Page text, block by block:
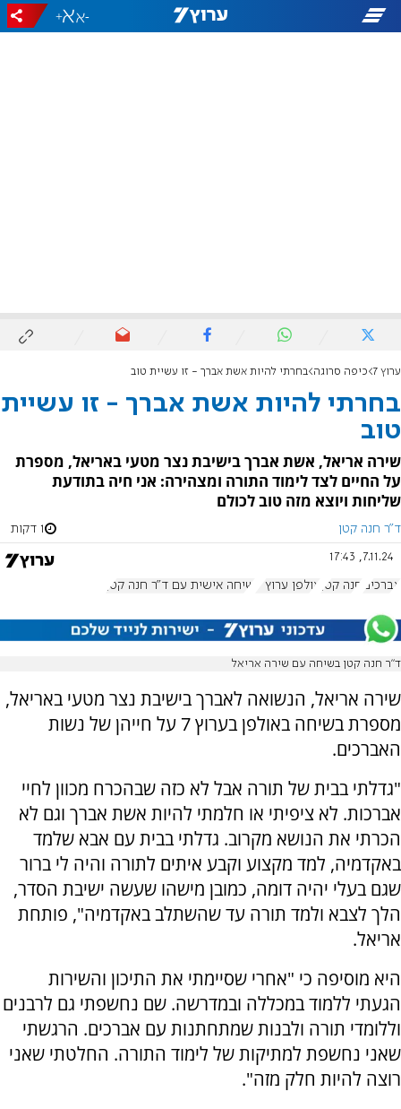
-
+
ערוץ 7 כיפה סרוגה בחרתי להיות אשת אברך - זו עשיית טוב
בחרתי להיות אשת אברך - זו עשיית
טוב
שירה אריאל, אשת אברך בישיבת נצר מטעי באריאל, מספרת
על החיים לצד לימוד התורה ומצהירה: אני חיה בתודעת
שליחות ויוצא מזה טוב לכולם
ד"ר חנה קטן 1 דקות
7.11.24, 17:43
אברכים חנה קטן אולפן ערוץ 7 שיחה אישית עם ד"ר חנה קטן
ד"ר חנה קטן בשיחה עם שירה אריאל
שירה אריאל, הנשואה לאברך בישיבת נצר מטעי באריאל,
מספרת בשיחה באולפן בערוץ 7 על חייהן של נשות
האברכים.
"גדלתי בבית של תורה אבל לא כזה שבהכרח מכוון לחיי
אברכות. לא ציפיתי או חלמתי להיות אשת אברך וגם לא
הכרתי את הנושא מקרוב. גדלתי בבית עם אבא שלמד
באקדמיה, למד מקצוע וקבע איתים לתורה והיה לי ברור
שגם בעלי יהיה דומה, כמובן מישהו שעשה ישיבת הסדר,
הלך לצבא ולמד תורה עד שהשתלב באקדמיה", פותחת
אריאל.
היא מוסיפה כי "אחרי שסיימתי את התיכון והשירות
הגעתי ללמוד במכללה ובמדרשה. שם נחשפתי גם לרבנים
וללומדי תורה ולבנות שמתחתנות עם אברכים. הרגשתי
שאני נחשפת למתיקות של לימוד התורה. החלטתי שאני
רוצה להיות חלק מזה".